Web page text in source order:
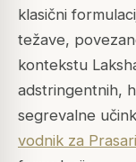
klasični
težave,
kontekstu
adstringentnih,
segrevalne
vodnik za